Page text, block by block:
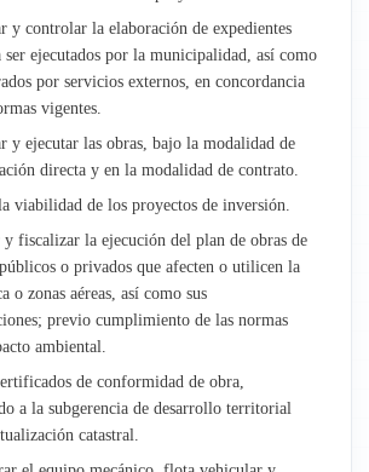
y controlar la elaboración de expedientes
ser ejecutados por la municipalidad, así como
por servicios externos, en concordancia
vigentes.
y ejecutar las obras, bajo la modalidad de
directa y en la modalidad de contrato.
viabilidad de los proyectos de inversión.
fiscalizar la ejecución del plan de obras de
o privados que afecten o utilicen la
o zonas aéreas, así como sus
previo cumplimiento de las normas
ambiental.
de conformidad de obra,
a la subgerencia de desarrollo territorial
catastral.